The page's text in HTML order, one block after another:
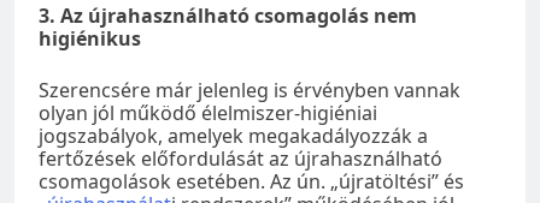
3. Az újrahasználható csomagolás nem
higiénikus
Szerencsére már jelenleg is érvényben vannak
olyan jól működő élelmiszer-higiéniai
jogszabályok, amelyek megakadályozzák a
fertőzések előfordulását az újrahasználható
csomagolások esetében. Az ún. „újratöltési” és